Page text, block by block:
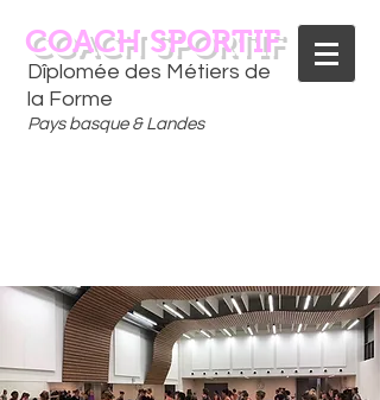
Dîplomée des Métiers de
la Forme
Pays basque & Landes
COACH SPORTIF